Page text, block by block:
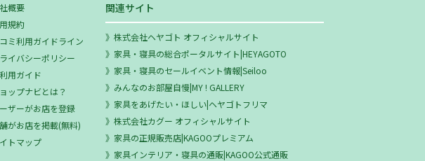
概要
規約
ミ利用ガイドライン
イバシーポリシー
用ガイド
ップナビとは？
ザーがお店を登録
がお店を掲載(無料)
トマップ
関連サイト
株式会社ヘヤゴト オフィシャルサイト
家具・寝具の総合ポータルサイト|HEYAGOTO
家具・寝具のセールイベント情報|Seiloo
みんなのお部屋自慢|MY ! GALLERY
家具をあげたい・ほしい|ヘヤゴトフリマ
株式会社カグー オフィシャルサイト
家具の正規販売店|KAGOOプレミアム
家具インテリア・寝具の通販|KAGOO公式通販